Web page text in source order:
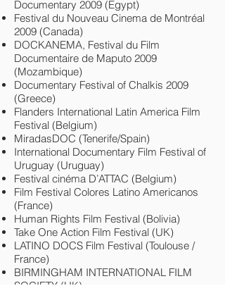
Documentary 2009 (Egypt)
Festival du Nouveau Cinema de Montréal
2009 (Canada)
DOCKANEMA, Festival du Film
Documentaire de Maputo 2009
(Mozambique)
Documentary Festival of Chalkis 2009
(Greece)
Flanders International Latin America Film
Festival (Belgium)
MiradasDOC (Tenerife/Spain)
International Documentary Film Festival of
Uruguay (Uruguay)
Festival cinéma D’ATTAC (Belgium)
Film Festival Colores Latino Americanos
(France)
Human Rights Film Festival (Bolivia)
Take One Action Film Festival (UK)
LATINO DOCS Film Festival (Toulouse /
France)
BIRMINGHAM INTERNATIONAL FILM
SOCIETY (UK)